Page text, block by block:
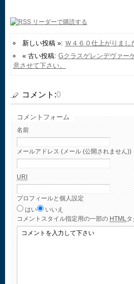
新しい投稿 »: Ｗ４６０仕上がりまし
« 古い投稿: Gクラスゲレンデヴァ
意させて下さい。
コメント:0
コメントフォーム
名前
メールアドレス (メール (公開されません))
URI
プロフィールと個人設定
はい
いいえ
コメント スタイル指定用の一部の HTMLタ